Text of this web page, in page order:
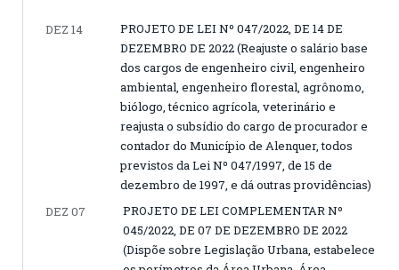
DEZ 14
PROJETO DE LEI Nº 047/2022, DE 14 DE
DEZEMBRO DE 2022 (Reajuste o salário base
dos cargos de engenheiro civil, engenheiro
ambiental, engenheiro florestal, agrônomo,
biólogo, técnico agrícola, veterinário e
reajusta o subsídio do cargo de procurador e
contador do Município de Alenquer, todos
previstos da Lei Nº 047/1997, de 15 de
dezembro de 1997, e dá outras providências)
DEZ 07
PROJETO DE LEI COMPLEMENTAR Nº
045/2022, DE 07 DE DEZEMBRO DE 2022
(Dispõe sobre Legislação Urbana, estabelece